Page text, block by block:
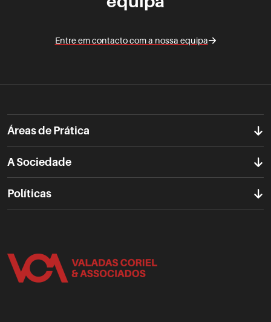
Entre em contacto com a nossa equipa
Áreas de Prática
A Sociedade
Políticas